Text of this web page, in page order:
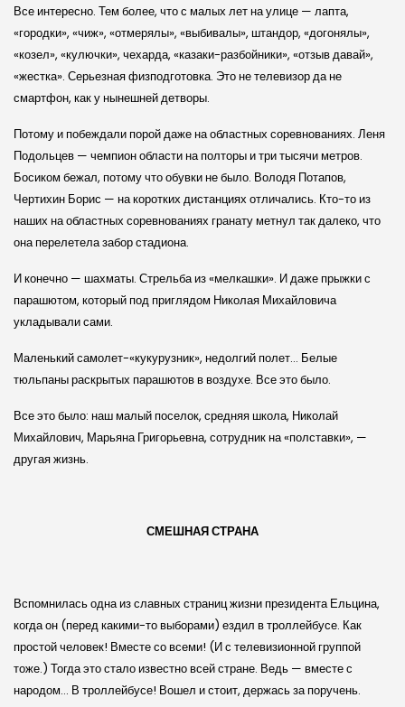
Все интересно. Тем более, что с малых лет на улице — лапта,
«городки», «чиж», «отмерялы», «выбивалы», штандор, «догонялы»,
«козел», «кулючки», чехарда, «казаки-разбойники», «отзыв давай»,
«жестка». Серьезная физподготовка. Это не телевизор да не
смартфон, как у нынешней детворы.
Потому и побеждали порой даже на областных соревнованиях. Леня
Подольцев — чемпион области на полторы и три тысячи метров.
Босиком бежал, потому что обувки не было. Володя Потапов,
Чертихин Борис — на коротких дистанциях отличались. Кто-то из
наших на областных соревнованиях гранату метнул так далеко, что
она перелетела забор стадиона.
И конечно — шахматы. Стрельба из «мелкашки». И даже прыжки с
парашютом, который под приглядом Николая Михайловича
укладывали сами.
Маленький самолет-«кукурузник», недолгий полет… Белые
тюльпаны раскрытых парашютов в воздухе. Все это было.
Все это было: наш малый поселок, средняя школа, Николай
Михайлович, Марьяна Григорьевна, сотрудник на «полставки», —
другая жизнь.
СМЕШНАЯ СТРАНА
Вспомнилась одна из славных страниц жизни президента Ельцина,
когда он (перед какими-то выборами) ездил в троллейбусе. Как
простой человек! Вместе со всеми! (И с телевизионной группой
тоже.) Тогда это стало известно всей стране. Ведь — вместе с
народом… В троллейбусе! Вошел и стоит, держась за поручень.